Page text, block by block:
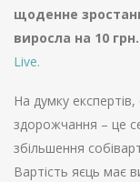
щоденне
виросла на 10 грн.
Live.
На думку
здорожчання – це
збільшення
Вартість яєць має